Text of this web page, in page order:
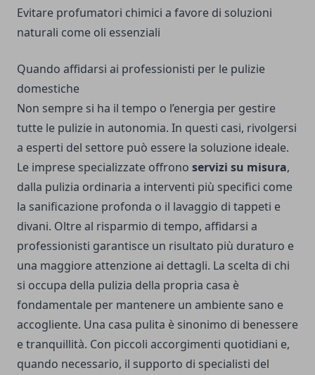
Evitare profumatori chimici a favore di soluzioni
naturali come oli essenziali
Quando affidarsi ai professionisti per le pulizie
domestiche
Non sempre si ha il tempo o l’energia per gestire
tutte le pulizie in autonomia. In questi casi, rivolgersi
a esperti del settore può essere la soluzione ideale.
Le imprese specializzate offrono servizi su misura,
dalla pulizia ordinaria a interventi più specifici come
la sanificazione profonda o il lavaggio di tappeti e
divani. Oltre al risparmio di tempo, affidarsi a
professionisti garantisce un risultato più duraturo e
una maggiore attenzione ai dettagli. La scelta di chi
si occupa della pulizia della propria casa è
fondamentale per mantenere un ambiente sano e
accogliente. Una casa pulita è sinonimo di benessere
e tranquillità. Con piccoli accorgimenti quotidiani e,
quando necessario, il supporto di specialisti del